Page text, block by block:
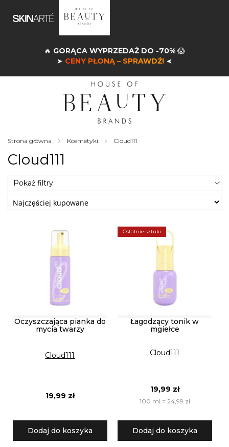
🔥 GORĄCA WYPRZEDAŻ DO -70% 😱
➤ CENY PŁONĄ – SPRAWDŹ! ➤
Strona główna Kosmetyki Cloud111
Cloud111
Oczyszczająca pianka do
mycia twarzy
Cloud111
19,99 zł
Dodaj do koszyka
Ostatnie sztuki
Łagodzący tonik w
mgiełce
Cloud111
19,99 zł
100 ml = 24,99 zł
Dodaj do koszyka
Pokaż filtry